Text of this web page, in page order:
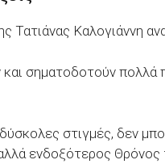
Τατιάνας Καλογιάννη
και σηματοδοτούν πολλά
στιγμές, δεν
ενδοξότερος